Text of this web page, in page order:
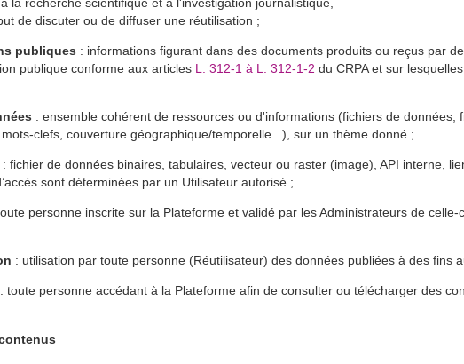
de discuter ou de diffuser une réutilisation ;
publiques : informations figurant dans des documents produits ou reçus par
publique conforme aux articles L. 312-1 à L. 312-1-2 du CRPA et sur
: ensemble cohérent de ressources ou d'informations (fichiers de
clefs, couverture géographique/temporelle...), sur un thème donné ;
: fichier de données binaires, tabulaires, vecteur ou raster (image), API interne,
sont déterminées par un Utilisateur autorisé ;
personne inscrite sur la Plateforme et validé par les Administrateurs de
: utilisation par toute personne (Réutilisateur) des données publiées à des fins
toute personne accédant à la Plateforme afin de consulter ou télécharger des